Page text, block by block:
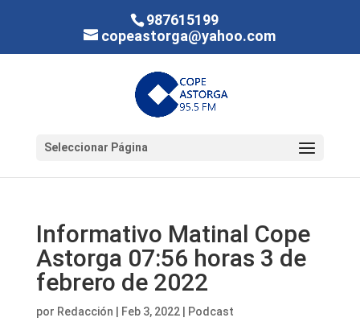
987615199
copeastorga@yahoo.com
Seleccionar Página
Informativo Matinal Cope
Astorga 07:56 horas 3 de
febrero de 2022
por Redacción Feb 3, 2022| Podcast